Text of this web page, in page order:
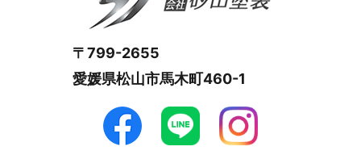
〒799-2655
愛媛県松山市馬木町460-1